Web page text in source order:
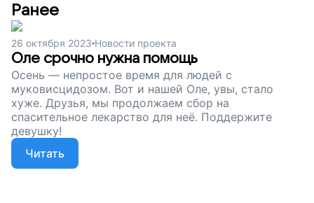
Ранее
26 октября 2023 Новости проекта
Оле срочно нужна помощь
Осень — непростое время для людей с
муковисцидозом. Вот и нашей Оле, увы, стало
хуже. Друзья, мы продолжаем сбор на
спасительное лекарство для неё. Поддержите
девушку!
Читать